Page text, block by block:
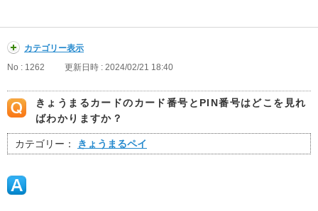
カテゴリー表示
No : 1262
更新日時 : 2024/02/21 18:40
きょうまるカードのカード番号とPIN番号はどこを見れ
ばわかりますか？
カテゴリー： きょうまるペイ